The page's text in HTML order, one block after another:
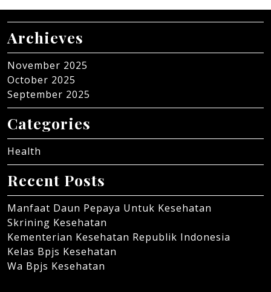
Archieves
November 2025
October 2025
September 2025
Categories
Health
Recent Posts
Manfaat Daun Pepaya Untuk Kesehatan
Skrining Kesehatan
Kementerian Kesehatan Republik Indonesia
Kelas Bpjs Kesehatan
Wa Bpjs Kesehatan